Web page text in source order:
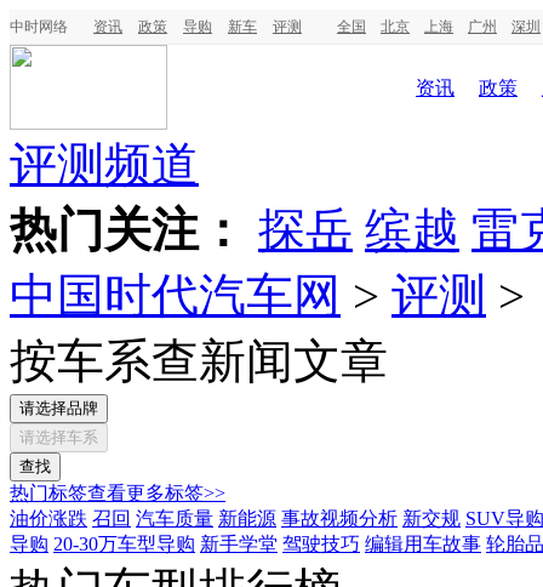
中时网络 资讯 政策 导购 新车 评测 全国 北京 上海 广州 深圳
资讯 政策
评测频道
热门关注： 探岳 缤越 雷
中国时代汽车网 > 评测 >
按车系查新闻文章
请选择品牌
请选择车系
热门标签查看更多标签>>
油价涨跌 召回 汽车质量 新能源 事故视频分析 新交规 SUV导购
导购 20-30万车型导购 新手学堂 驾驶技巧 编辑用车故事 轮胎